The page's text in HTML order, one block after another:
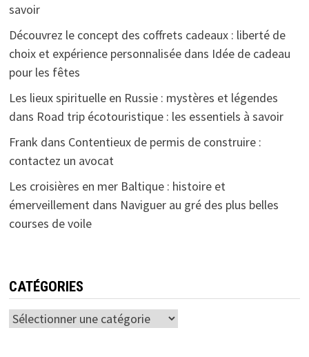
savoir
Découvrez le concept des coffrets cadeaux : liberté de
choix et expérience personnaliséedans Idée de cadeau
pour les fêtes
Les lieux spirituelle en Russie : mystères et légendes
dans Road trip écotouristique : les essentiels à savoir
Frank dans Contentieux de permis de construire :
contactez un avocat
Les croisières en mer Baltique : histoire et
émerveillementdans Naviguer au gré des plus belles
courses de voile
CATÉGORIES
Catégories